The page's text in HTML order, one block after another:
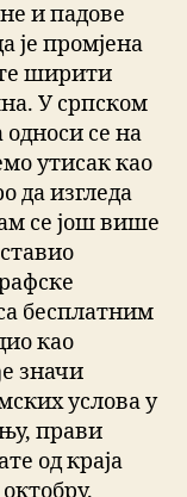
и падове
је промјена
ширити
У српском
односи се на
утисак као
да изгледа
се још више
бесплатним
као
значи
услова у
прави
од краја